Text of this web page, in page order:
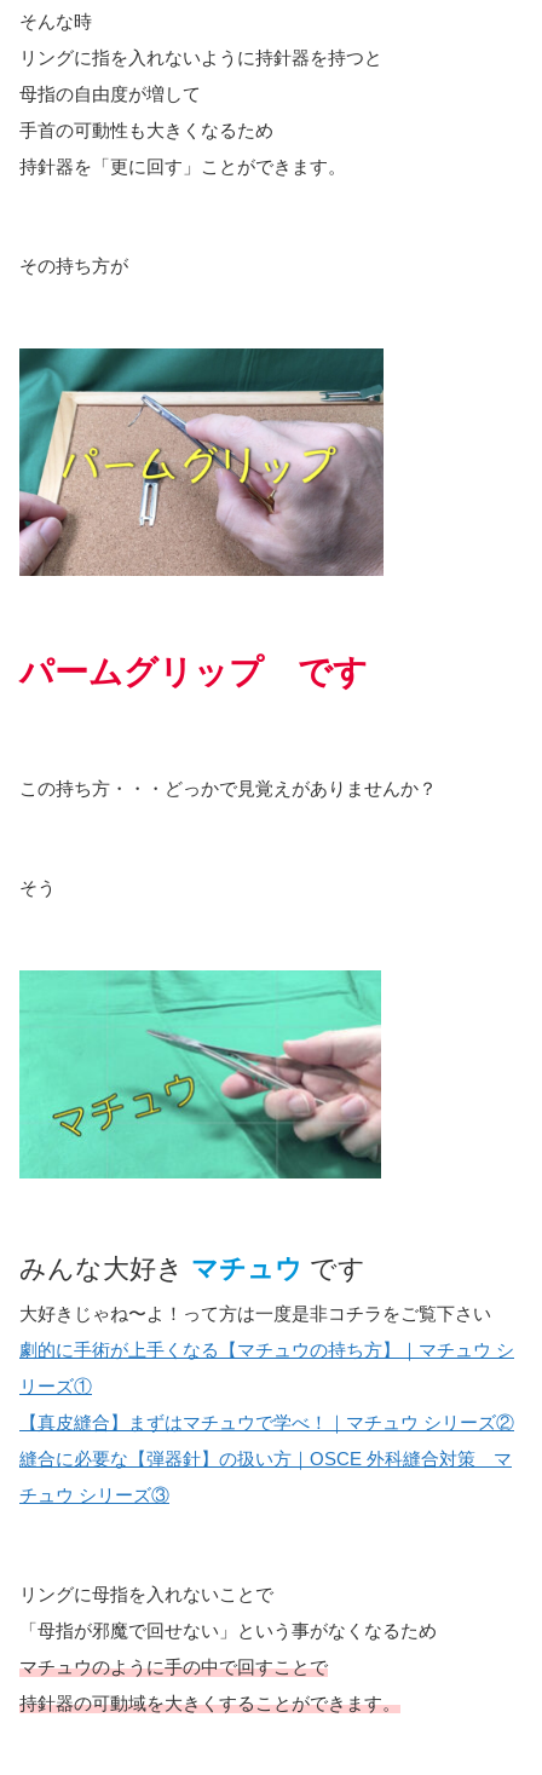
そんな時
リングに指を入れないように持針器を持つと
母指の自由度が増して
手首の可動性も大きくなるため
持針器を「更に回す」ことができます。
その持ち方が
パームグリップ です
この持ち方・・・どっかで見覚えがありませんか？
そう
みんな大好き マチュウ です
大好きじゃね〜よ！って方は一度是非コチラをご覧下さい
劇的に手術が上手くなる【マチュウの持ち方】｜マチュウ シ
リーズ①
【真皮縫合】まずはマチュウで学べ！｜マチュウ シリーズ②
縫合に必要な【弾器針】の扱い方｜OSCE 外科縫合対策 マ
チュウ シリーズ③
リングに母指を入れないことで
「母指が邪魔で回せない」という事がなくなるため
マチュウのように手の中で回すことで
持針器の可動域を大きくすることができます。